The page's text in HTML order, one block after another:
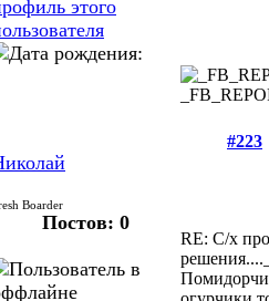
#223
Boarder
Постов: 0
RE: С/х
решения....